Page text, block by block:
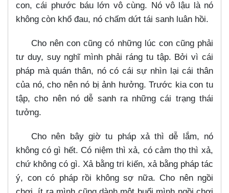
con, cái phước báu lớn vô cùng. Nó vô lậu là nó
không còn khổ đau, nó chấm dứt tái sanh luân hồi.
Cho nên con cũng có những lúc con cũng phải
tư duy, suy nghĩ mình phải ráng tu tập. Bởi vì cái
pháp mà quán thân, nó có cái sự nhìn lại cái thân
của nó, cho nên nó bị ảnh hưởng. Trước kia con tu
tập, cho nên nó dễ sanh ra những cái trạng thái
tưởng.
Cho nên bây giờ tu pháp xả thì dễ lắm, nó
không có gì hết. Có niệm thì xả, có cảm thọ thì xả,
chứ không có gì. Xả bằng tri kiến, xả bằng pháp tác
ý, con có pháp rồi không sợ nữa. Cho nên ngồi